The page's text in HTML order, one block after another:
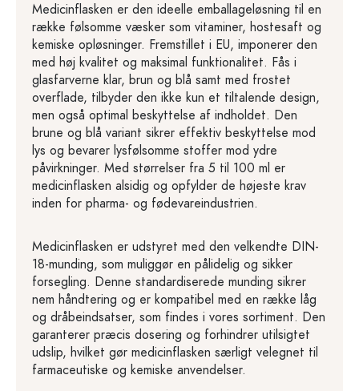
Medicinflasken er den ideelle emballageløsning til en
række følsomme væsker som vitaminer, hostesaft og
kemiske opløsninger. Fremstillet i EU, imponerer den
med høj kvalitet og maksimal funktionalitet. Fås i
glasfarverne klar, brun og blå samt med frostet
overflade, tilbyder den ikke kun et tiltalende design,
men også optimal beskyttelse af indholdet. Den
brune og blå variant sikrer effektiv beskyttelse mod
lys og bevarer lysfølsomme stoffer mod ydre
påvirkninger. Med størrelser fra 5 til 100 ml er
medicinflasken alsidig og opfylder de højeste krav
inden for pharma- og fødevareindustrien.
Medicinflasken er udstyret med den velkendte DIN-
18-munding, som muliggør en pålidelig og sikker
forsegling. Denne standardiserede munding sikrer
nem håndtering og er kompatibel med en række låg
og dråbeindsatser, som findes i vores sortiment. Den
garanterer præcis dosering og forhindrer utilsigtet
udslip, hvilket gør medicinflasken særligt velegnet til
farmaceutiske og kemiske anvendelser.